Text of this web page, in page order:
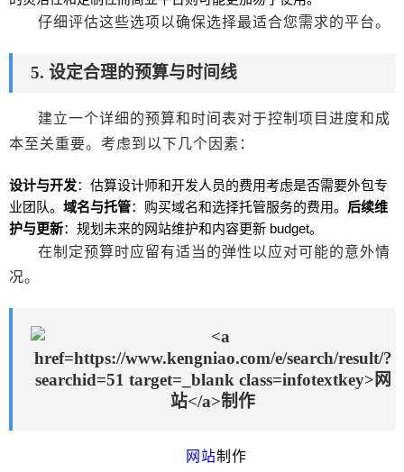
仔细评估这些选项以确保选择最适合您需求的平台。
5. 设定合理的预算与时间线
建立一个详细的预算和时间表对于控制项目进度和成
本至关重要。考虑到以下几个因素：
设计与开发：估算设计师和开发人员的费用考虑是否需要外包专
业团队。 域名与托管：购买域名和选择托管服务的费用。 后续维
护与更新：规划未来的网站维护和内容更新 budget。
在制定预算时应留有适当的弹性以应对可能的意外情
况。
网站制作